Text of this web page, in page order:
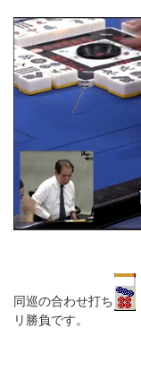
同巡の合わせ打ち
リ勝負です。